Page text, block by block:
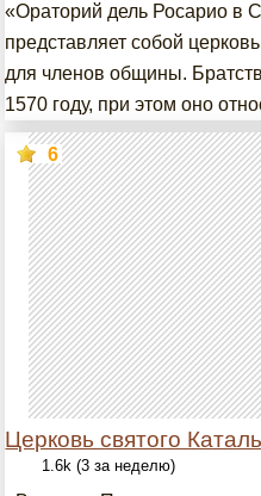
«Ораторий дель Росарио в
представляет собой
для членов общины.
1570 году, при этом оно
Церковь святого
6
1.6k (3 за неделю)